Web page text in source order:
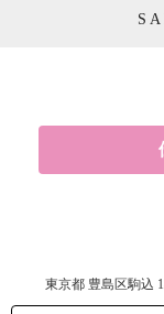
東京都 豊島区駒込